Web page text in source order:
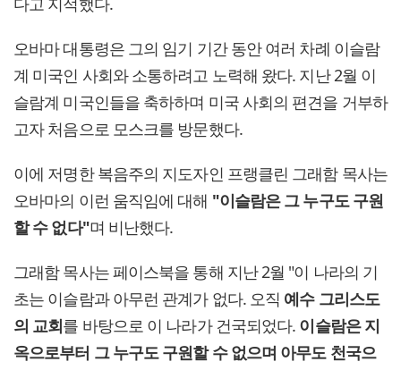
오바마 대통령은 그의 임기 기간 동안 여러 차례 이슬람
계 미국인 사회와 소통하려고 노력해 왔다. 지난 2월 이
슬람계 미국인들을 축하하며 미국 사회의 편견을 거부하
고자 처음으로 모스크를 방문했다.
이에 저명한 복음주의 지도자인 프랭클린 그래함 목사는
오바마의 이런 움직임에 대해 "이슬람은 그 누구도 구원
할 수 없다"며 비난했다.
그래함 목사는 페이스북을 통해 지난 2월 "이 나라의 기
초는 이슬람과 아무런 관계가 없다. 오직 예수 그리스도
의 교회를 바탕으로 이 나라가 건국되었다. 이슬람은 지
옥으로부터 그 누구도 구원할 수 없으며 아무도 천국으